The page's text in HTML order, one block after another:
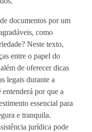
documentos por um
como
Neste texto,
entre o papel do
de oferecer dicas
legais durante a
por que a
essencial para
e tranquila.
jurídica pode